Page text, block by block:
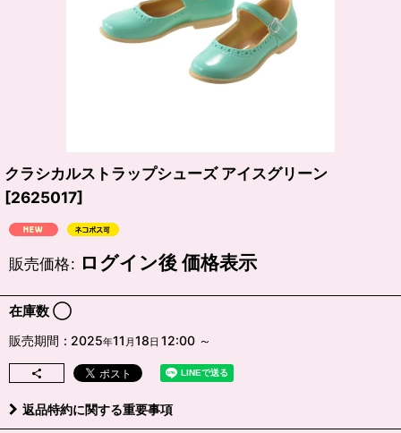
クラシカルストラップシューズ アイスグリーン
[2625017]
販売価格: ログイン後 価格表示
在庫数 ◯
販売期間 : 2025年11 月18日 12:00 ～
返品特約に関する重要事項